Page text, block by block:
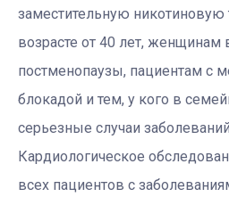
заместительную
возрасте от 40 лет, женщинам
постменопаузы, пациентам с
блокадой и тем, у кого в
серьезные случаи
Кардиологическое
всех пациентов с